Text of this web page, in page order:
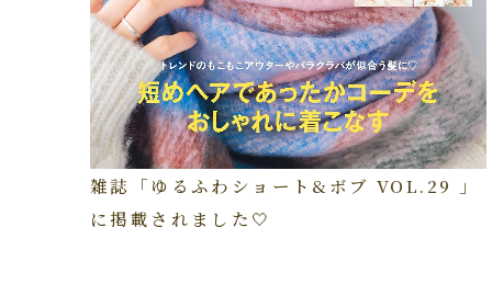
雑誌「ゆるふわショート&ボブ VOL.29 」
に掲載されました🤍